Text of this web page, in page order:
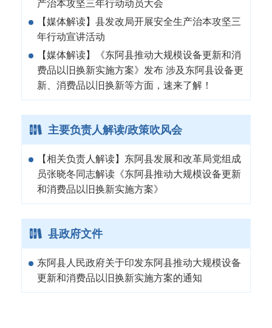
产治本攻坚三年行动动员大会
【媒体解读】县发改局开展安全生产治本攻坚三
年行动宣讲活动
【媒体解读】《东阿县推动大规模设备更新和消
费品以旧换新实施方案》发布 涉及东阿县设备更
新、消费品以旧换新等方面，速来了解！
主要负责人解读/政策吹风会
【相关负责人解读】东阿县发展和改革局党组成
员张晓冬同志解读《东阿县推动大规模设备更新
和消费品以旧换新实施方案》
县政府文件
东阿县人民政府关于印发东阿县推动大规模设备
更新和消费品以旧换新实施方案的通知